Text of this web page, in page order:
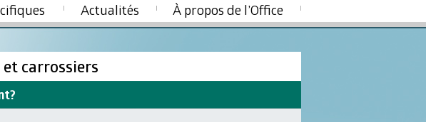
Actualités À propos de l’Office
carrossiers